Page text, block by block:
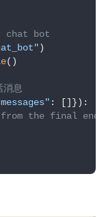
bot
)
()
消息
: []}):
the final end